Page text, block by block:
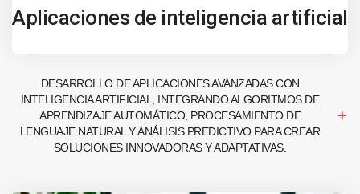
Aplicaciones de inteligencia artificial
DESARROLLO DE APLICACIONES AVANZADAS CON
INTELIGENCIA ARTIFICIAL, INTEGRANDO ALGORITMOS DE
APRENDIZAJE AUTOMÁTICO, PROCESAMIENTO DE
LENGUAJE NATURAL Y ANÁLISIS PREDICTIVO PARA CREAR
SOLUCIONES INNOVADORAS Y ADAPTATIVAS.